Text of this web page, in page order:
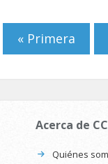
Páginas
« Primera
Acerca de
Quiénes